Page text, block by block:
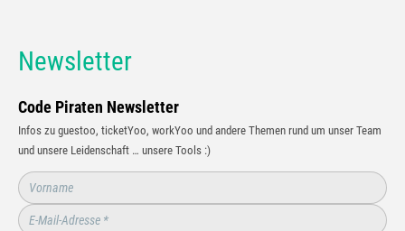
Newsletter
Code Piraten Newsletter
Infos zu guestoo, ticketYoo, workYoo und andere Themen rund um unser Team
und unsere Leidenschaft … unsere Tools :)